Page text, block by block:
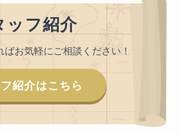
ッフ紹介
お気軽にご相談ください！
紹介はこちら